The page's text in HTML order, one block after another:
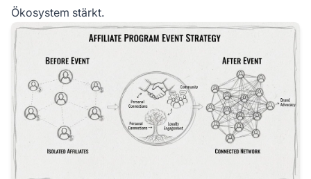
Ökosystem stärkt.